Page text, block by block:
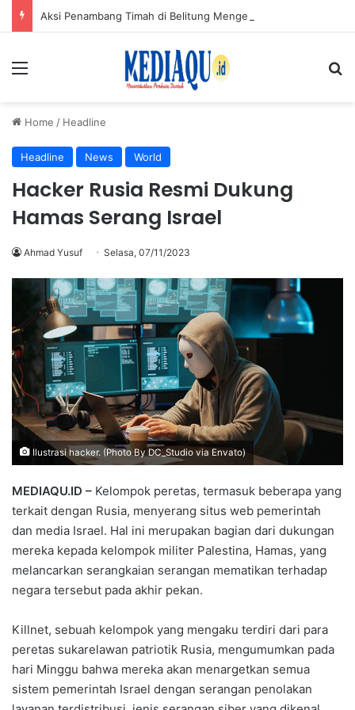
Menu
Home / Headline
Headline News World
Hacker Rusia Resmi Dukung
Hamas Serang Israel
Ahmad Yusuf Selasa, 07/11/2023
Ilustrasi hacker. (Photo By DC_Studio via Envato)
MEDIAQU.ID – Kelompok peretas, termasuk beberapa yang
terkait dengan Rusia, menyerang situs web pemerintah
dan media Israel. Hal ini merupakan bagian dari dukungan
mereka kepada kelompok militer Palestina, Hamas, yang
melancarkan serangkaian serangan mematikan terhadap
negara tersebut pada akhir pekan.
Killnet, sebuah kelompok yang mengaku terdiri dari para
peretas sukarelawan patriotik Rusia, mengumumkan pada
hari Minggu bahwa mereka akan menargetkan semua
sistem pemerintah Israel dengan serangan penolakan